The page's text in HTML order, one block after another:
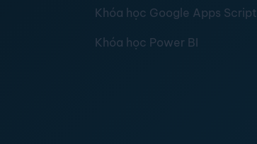
Khóa học Google Apps Script
Khóa học Power BI